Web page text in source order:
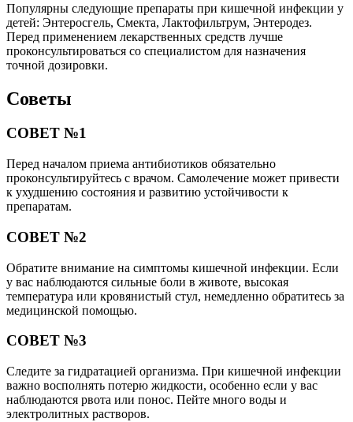
Популярны следующие препараты при кишечной инфекции у
детей: Энтеросгель, Смекта, Лактофильтрум, Энтеродез.
Перед применением лекарственных средств лучше
проконсультироваться со специалистом для назначения
точной дозировки.
Советы
СОВЕТ №1
Перед началом приема антибиотиков обязательно
проконсультируйтесь с врачом. Самолечение может привести
к ухудшению состояния и развитию устойчивости к
препаратам.
СОВЕТ №2
Обратите внимание на симптомы кишечной инфекции. Если
у вас наблюдаются сильные боли в животе, высокая
температура или кровянистый стул, немедленно обратитесь за
медицинской помощью.
СОВЕТ №3
Следите за гидратацией организма. При кишечной инфекции
важно восполнять потерю жидкости, особенно если у вас
наблюдаются рвота или понос. Пейте много воды и
электролитных растворов.